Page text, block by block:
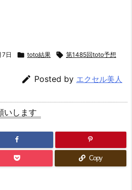
日  toto結果  第1485回toto予想
 Posted by エクセル美人
いします
Copy